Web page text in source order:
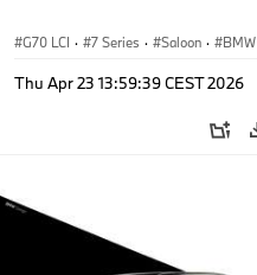
G70 LCI · 7 Series · Saloon · BMW
Thu Apr 23 13:59:39 CEST 2026